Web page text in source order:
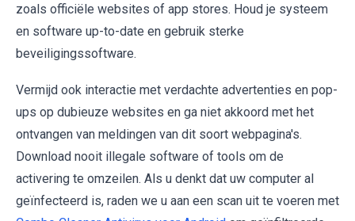
zoals officiële websites of app stores. Houd je systeem
en software up-to-date en gebruik sterke
beveiligingssoftware.
Vermijd ook interactie met verdachte advertenties en pop-
ups op dubieuze websites en ga niet akkoord met het
ontvangen van meldingen van dit soort webpagina's.
Download nooit illegale software of tools om de
activering te omzeilen. Als u denkt dat uw computer al
geïnfecteerd is, raden we u aan een scan uit te voeren met